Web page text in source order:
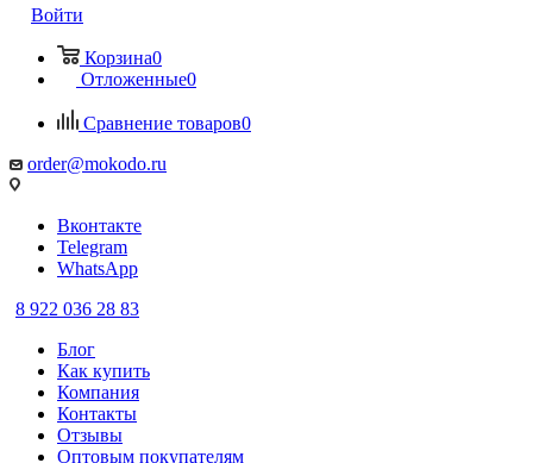
Войти
Корзина0
Отложенные0
Сравнение товаров0
order@mokodo.ru
Вконтакте
Telegram
WhatsApp
8 922 036 28 83
Блог
Как купить
Компания
Контакты
Отзывы
Оптовым покупателям